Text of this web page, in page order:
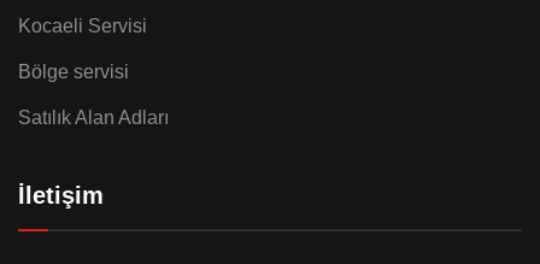
Kocaeli Servisi
Bölge servisi
Satılık Alan Adları
İletişim